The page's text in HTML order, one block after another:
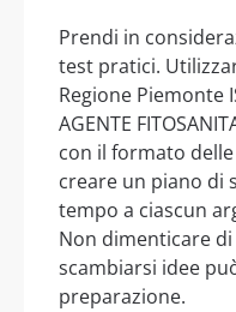
Prendi in
test pratici.
Regione Piemonte
AGENTE
con il formato
creare un piano di
tempo a ciascun
Non dimenticare
scambiarsi idee
preparazione.